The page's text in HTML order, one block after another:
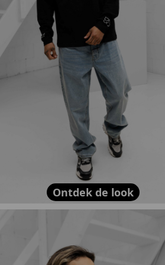
MID SEASON-SALE DAMES
Ontdek de look